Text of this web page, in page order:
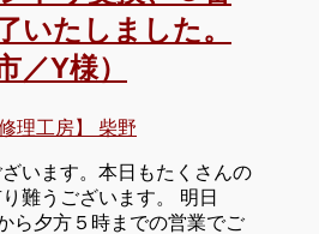
いたしました。
／Y様）
修理工房】 柴野
います。本日もたくさんの
難うございます。 明日
ら夕方５時までの営業でご